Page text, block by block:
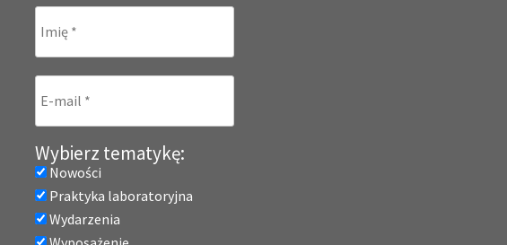
Wybierz tematykę:
Nowości
Praktyka laboratoryjna
Wydarzenia